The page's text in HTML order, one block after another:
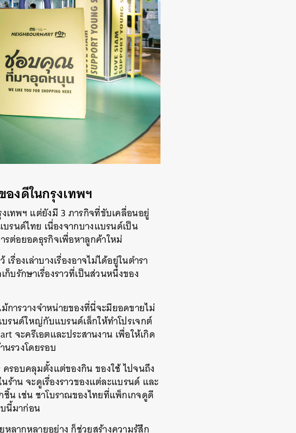
งดีในกรุงเทพฯ
เทพฯ แต่ยังมี 3 ภารกิจที่ขับเคลื่อนอยู่
รนด์ไทย เนื่องจากบางแบรนด์เป็น
ต่อยอดธุรกิจเพื่อหาลูกค้าใหม่
รื่องเล่าบางเรื่องอาจไม่ได้อยู่ในตำรา
บรักษาเรื่องราวที่เป็นส่วนหนึ่งของ
การวางจำหน่ายของที่นี่จะมียอดขายไม่
รนด์ใหญ่กับแบรนด์เล็กให้ทำโปรเจกต์
จะครีเอตและประสานงาน เพื่อให้เกิด
รวงโดยรอบ
รอบคลุมตั้งแต่ของกิน ของใช้ ไปจนถึง
ร้าน จะดูเรื่องราวของแต่ละแบรนด์ และ
เช่น ชาโบราณของไทยที่แพ็กเกจดูดี
นี้มาก่อน
หลากหลายอย่าง ก็ช่วยสร้างความรู้สึก